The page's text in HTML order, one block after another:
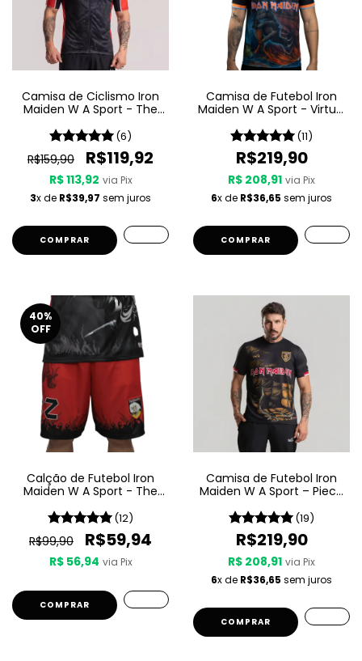
Camisa de Ciclismo Iron
Maiden W A Sport - The
(6)
R$159,90 R$119,92
R$ 113,92 via Pix
3x de R$39,97 sem juros
COMPRAR
Camisa de Futebol Iron
Maiden W A Sport - Virtual
(11)
R$219,90
R$ 208,91 via Pix
6x de R$36,65 sem juros
COMPRAR
40%
OFF
Calção de Futebol Iron
Maiden W A Sport - The
(12)
R$99,90 R$59,94
R$ 56,94 via Pix
COMPRAR
Camisa de Futebol Iron
Maiden W A Sport – Piece
(19)
R$219,90
R$ 208,91 via Pix
6x de R$36,65 sem juros
COMPRAR